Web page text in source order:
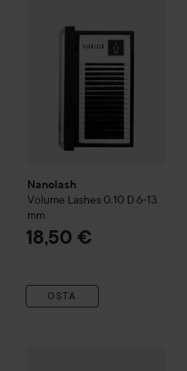
Nanolash
Volume Lashes 0.10 D 6-13
mm
18,50 €
OSTA